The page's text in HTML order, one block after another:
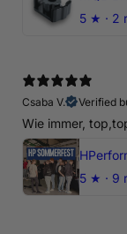
5 ★ · 2
Csaba V.
Verified
Wie immer,
5 ★ · 9